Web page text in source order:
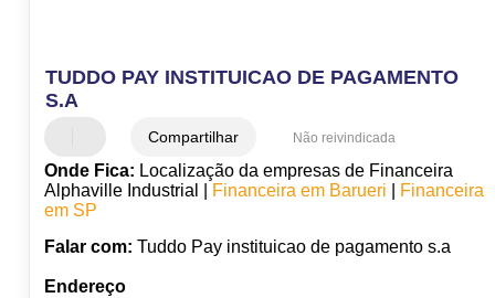
TUDDO PAY INSTITUICAO DE PAGAMENTO
S.A
Compartilhar Não reivindicada
Onde Fica: Localização da empresas de Financeira
Alphaville Industrial |
Financeira em Barueri
Financeira
em SP
Falar com: Tuddo Pay instituicao de pagamento s.a
Endereço